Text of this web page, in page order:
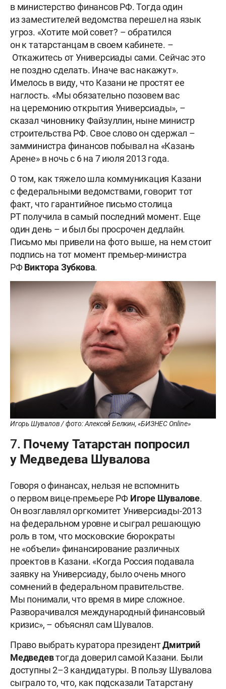
в министерство финансов РФ. Тогда один
из заместителей ведомства перешел на язык
угроз. «Хотите мой совет? – обратился
он к татарстанцам в своем кабинете. –
Откажитесь от Универсиады сами. Сейчас это
не поздно сделать. Иначе вас накажут».
Имелось в виду, что Казани не простят ее
наглость. «Мы обязательно позовем вас
на церемонию открытия Универсиады», –
сказал чиновнику Файзуллин, ныне министр
строительства РФ. Свое слово он сдержал –
замминистра финансов побывал на «Казань
Арене» в ночь с 6 на 7 июля 2013 года.
О том, как тяжело шла коммуникация Казани
с федеральными ведомствами, говорит тот
факт, что гарантийное письмо столица
РТ получила в самый последний момент. Еще
один день – и был бы просрочен дедлайн.
Письмо мы привели на фото выше, на нем стоит
подпись на тот момент премьер-министра
РФВиктора Зубкова.
Игорь Шувалов / фото: Алексей Белкин, «БИЗНЕС Online»
7. Почему Татарстан попросил
у Медведева Шувалова
Говоря о финансах, нельзя не вспомнить
о первом вице-премьере РФ Игоре Шувалове.
Он возглавлял оргкомитет Универсиады-2013
на федеральном уровне и сыграл решающую
роль в том, что московские бюрократы
не «объели» финансирование различных
проектов в Казани. «Когда Россия подавала
заявку на Универсиаду, было очень много
сомнений в федеральном правительстве.
Мы понимали, что время в мире сложное.
Разворачивался международный финансовый
кризис», – объяснял сам Шувалов.
Право выбрать куратора президентДмитрий
Медведевтогда доверил самой Казани. Были
доступны 2–3 кандидатуры. В пользу Шувалова
сыграло то, что, как подсказали Татарстану